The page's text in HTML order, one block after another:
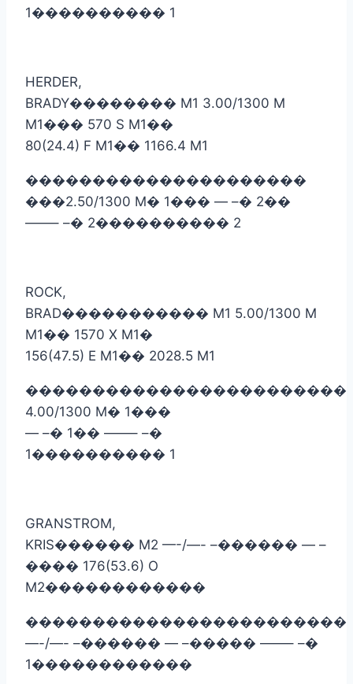
1���������� 1
HERDER,
BRADY�������� M1 3.00/1300 M
M1��� 570 S M1��
80(24.4) F M1�� 1166.4 M1
���������������������
���2.50/1300 M� 1��� — –� 2��
——– –� 2���������� 2
ROCK,
BRAD����������� M1 5.00/1300 M
M1�� 1570 X M1�
156(47.5) E M1�� 2028.5 M1
������������������������
4.00/1300 M� 1���
— –� 1�� ——– –�
1���������� 1
GRANSTROM,
KRIS������ M2 —-/—- –������ — –
���� 176(53.6) O
M2������������
������������������������
—-/—- –������ — –����� ——– –�
1������������